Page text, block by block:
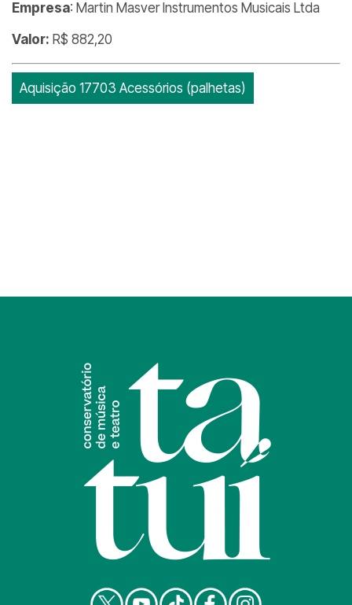
Empresa: Martin Masver Instrumentos Musicais Ltda
Valor: R$ 882,20
Aquisição 17703 Acessórios (palhetas)